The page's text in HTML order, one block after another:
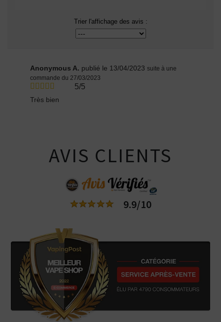
Trier l'affichage des avis :
Anonymous A. publié le 13/04/2023 suite à une
commande du 27/03/2023
5/5
Très bien
AVIS CLIENTS
9.9/10